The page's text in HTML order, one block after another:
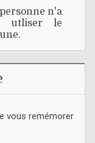
n'a
utliser le
vous remémorer